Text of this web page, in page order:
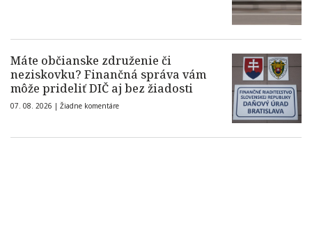
Máte občianske združenie či
neziskovku? Finančná správa vám
môže prideliť DIČ aj bez žiadosti
07. 08. 2026 | Žiadne komentáre